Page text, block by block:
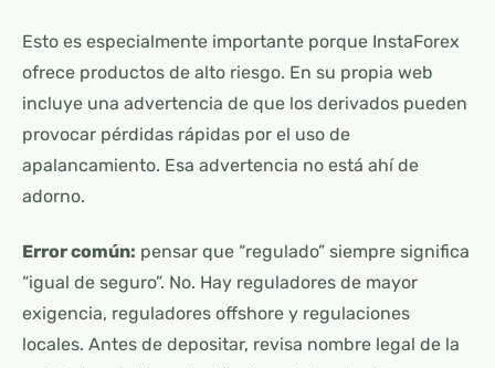
Esto es especialmente importante porque InstaForex
ofrece productos de alto riesgo. En su propia web
incluye una advertencia de que los derivados pueden
provocar pérdidas rápidas por el uso de
apalancamiento. Esa advertencia no está ahí de
adorno.
Error común: pensar que “regulado” siempre significa
“igual de seguro”. No. Hay reguladores de mayor
exigencia, reguladores offshore y regulaciones
locales. Antes de depositar, revisa nombre legal de la